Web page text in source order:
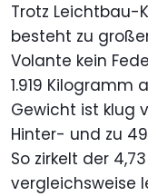
Trotz Leichtbau-
besteht zu
Volante kein
1.919 Kilogramm
Gewicht ist klug
Hinter- und zu
So zirkelt der
vergleichsweise